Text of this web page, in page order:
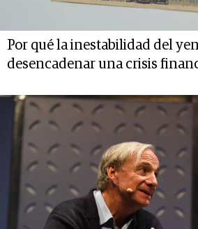
Por qué la inestabilidad del
desencadenar una crisis